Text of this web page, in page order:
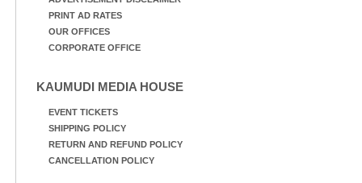
PRINT AD RATES
OUR OFFICES
CORPORATE OFFICE
KAUMUDI MEDIA HOUSE
EVENT TICKETS
SHIPPING POLICY
RETURN AND REFUND POLICY
CANCELLATION POLICY